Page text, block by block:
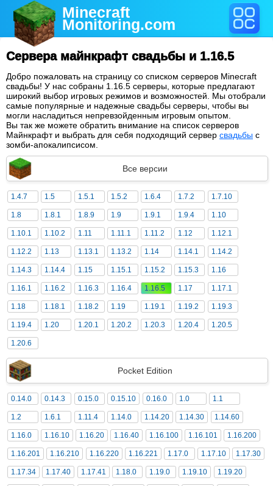
Minecraft
Monitoring.com
Сервера майнкрафт свадьбы и 1.16.5
Добро пожаловать на страницу со списком серверов Minecraft
свадьбы! У нас собраны 1.16.5 серверы, которые предлагают
широкий выбор игровых режимов и возможностей. Мы отобрали
самые популярные и надежные свадьбы серверы, чтобы вы
могли насладиться непревзойденным игровым опытом.
Вы так же можете обратить внимание на список серверов
Майнкрафт и выбрать для себя подходящий сервер свадьбы с
зомби-апокалипсисом.
Все версии
1.4.7 1.5 1.5.1 1.5.2 1.6.4 1.7.2 1.7.10
1.8 1.8.1 1.8.9 1.9 1.9.1 1.9.4 1.10
1.10.1 1.10.2 1.11 1.11.1 1.11.2 1.12 1.12.1
1.12.2 1.13 1.13.1 1.13.2 1.14 1.14.1 1.14.2
1.14.3 1.14.4 1.15 1.15.1 1.15.2 1.15.3 1.16
1.16.1 1.16.2 1.16.3 1.16.4 1.16.5 1.17 1.17.1
1.18 1.18.1 1.18.2 1.19 1.19.1 1.19.2 1.19.3
1.19.4 1.20 1.20.1 1.20.2 1.20.3 1.20.4 1.20.5
1.20.6
Pocket Edition
0.14.0 0.14.3 0.15.0 0.15.10 0.16.0 1.0 1.1
1.2 1.6.1 1.11.4 1.14.0 1.14.20 1.14.30 1.14.60
1.16.0 1.16.10 1.16.20 1.16.40 1.16.100 1.16.101 1.16.200
1.16.201 1.16.210 1.16.220 1.16.221 1.17.0 1.17.10 1.17.30
1.17.34 1.17.40 1.17.41 1.18.0 1.19.0 1.19.10 1.19.20